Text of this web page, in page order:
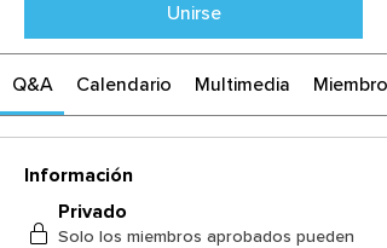
Unirse
Q&A Calendario Multimedia Miembros
Información
Privado
Solo los miembros aprobados pueden